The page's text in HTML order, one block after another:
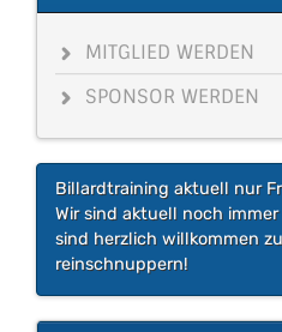
MITGLIED WERDEN
SPONSOR WERDEN
Billardtraining aktuell nur
Wir sind aktuell noch
sind herzlich willkommen
reinschnuppern!